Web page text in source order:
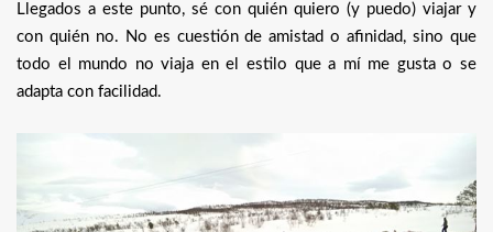
Llegados a este punto, sé con quién quiero (y puedo) viajar y
con quién no. No es cuestión de amistad o afinidad, sino que
todo el mundo no viaja en el estilo que a mí me gusta o se
adapta con facilidad.